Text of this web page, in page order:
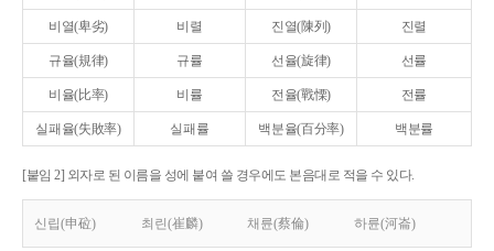
비열(卑劣) 비렬 진열(陳列) 진렬
규율(規律) 규률 선율(旋律) 선률
비율(比率) 비률 전율(戰慄) 전률
실패율(失敗率) 실패률 백분율(百分率) 백분률
[붙임 2] 외자로 된 이름을 성에 붙여 쓸 경우에도 본음대로 적을 수 있다.
신립(申砬) 최린(崔麟) 채륜(蔡倫) 하륜(河崙)